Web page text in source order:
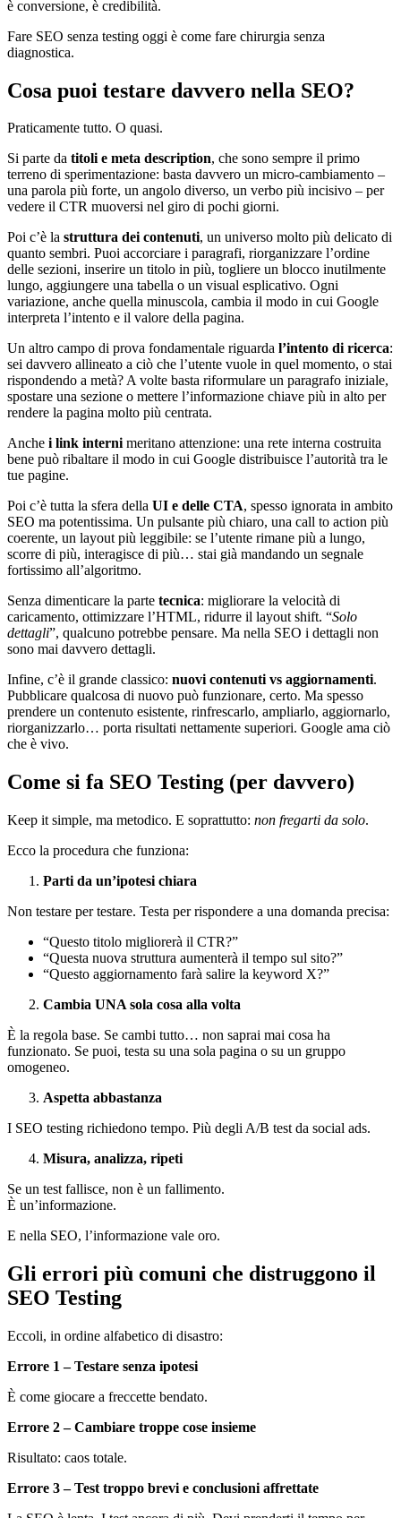
è conversione, è credibilità.
Fare SEO senza testing oggi è come fare chirurgia senza
diagnostica.
Cosa puoi testare davvero nella SEO?
Praticamente tutto. O quasi.
Si parte da titoli e meta description, che sono sempre il primo
terreno di sperimentazione: basta davvero un micro-cambiamento –
una parola più forte, un angolo diverso, un verbo più incisivo – per
vedere il CTR muoversi nel giro di pochi giorni.
Poi c’è la struttura dei contenuti, un universo molto più delicato di
quanto sembri. Puoi accorciare i paragrafi, riorganizzare l’ordine
delle sezioni, inserire un titolo in più, togliere un blocco inutilmente
lungo, aggiungere una tabella o un visual esplicativo. Ogni
variazione, anche quella minuscola, cambia il modo in cui Google
interpreta l’intento e il valore della pagina.
Un altro campo di prova fondamentale riguarda l’intento di ricerca:
sei davvero allineato a ciò che l’utente vuole in quel momento, o stai
rispondendo a metà? A volte basta riformulare un paragrafo iniziale,
spostare una sezione o mettere l’informazione chiave più in alto per
rendere la pagina molto più centrata.
Anche i link internimeritano attenzione: una rete interna costruita
bene può ribaltare il modo in cui Google distribuisce l’autorità tra le
tue pagine.
Poi c’è tutta la sfera della UI e delle CTA, spesso ignorata in ambito
SEO ma potentissima. Un pulsante più chiaro, una call to action più
coerente, un layout più leggibile: se l’utente rimane più a lungo,
scorre di più, interagisce di più… stai già mandando un segnale
fortissimo all’algoritmo.
Senza dimenticare la parte tecnica: migliorare la velocità di
caricamento, ottimizzare l’HTML, ridurre il layout shift. “Solo
dettagli”, qualcuno potrebbe pensare. Ma nella SEO i dettagli non
sono mai davvero dettagli.
Infine, c’è il grande classico: nuovi contenuti vs aggiornamenti.
Pubblicare qualcosa di nuovo può funzionare, certo. Ma spesso
prendere un contenuto esistente, rinfrescarlo, ampliarlo, aggiornarlo,
riorganizzarlo… porta risultati nettamente superiori. Google ama ciò
che è vivo.
Come si fa SEO Testing (per davvero)
Keep it simple, ma metodico. E soprattutto: non fregarti da solo.
Ecco la procedura che funziona:
Parti da un’ipotesi chiara
Non testare per testare. Testa per rispondere a una domanda precisa:
“Questo titolo migliorerà il CTR?”
“Questa nuova struttura aumenterà il tempo sul sito?”
“Questo aggiornamento farà salire la keyword X?”
Cambia UNA sola cosa alla volta
È la regola base. Se cambi tutto… non saprai mai cosa ha
funzionato. Se puoi, testa su una sola pagina o su un gruppo
omogeneo.
Aspetta abbastanza
I SEO testing richiedono tempo. Più degli A/B test da social ads.
Misura, analizza, ripeti
Se un test fallisce, non è un fallimento.
È un’informazione.
E nella SEO, l’informazione vale oro.
Gli errori più comuni che distruggono il
SEO Testing
Eccoli, in ordine alfabetico di disastro:
Errore 1 – Testare senza ipotesi
È come giocare a freccette bendato.
Errore 2 – Cambiare troppe cose insieme
Risultato: caos totale.
Errore 3 – Test troppo brevi e conclusioni affrettate